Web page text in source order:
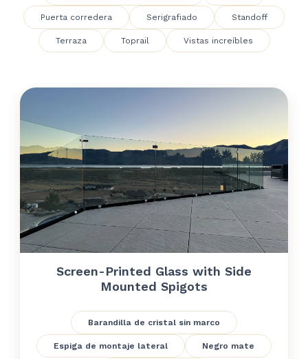
Puerta corredera Serigrafiado Standoff
Terraza Toprail Vistas increíbles
Screen-Printed Glass with Side
Mounted Spigots
Barandilla de cristal sin marco
Espiga de montaje lateral Negro mate